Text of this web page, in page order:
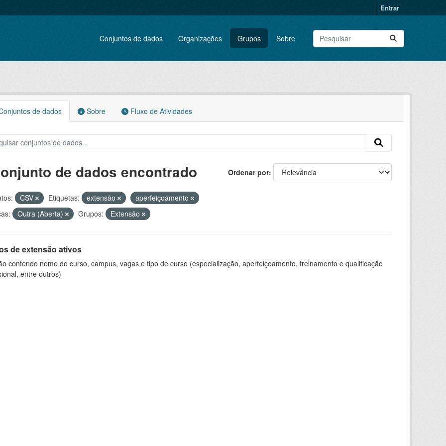
Entrar
Conjuntos de dados Organizações Grupos Sobre
de dados Sobre Fluxo de Atividades
Ordenar por
de dados encontrado
CSV Etiquetas: extensão
aperfeiçoamento
Outra (Aberta) Grupos: Extensão
de extensão ativos
contendo nome do curso, campus, vagas e tipo de curso (especialização, aperfeiçoamento, treinamento e qualificação
entre outros)